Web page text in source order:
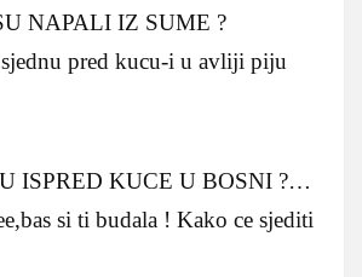
NAPALI IZ SUME ?
pred kucu-i u avliji piju
ISPRED KUCE U BOSNI ?…
si ti budala ! Kako ce sjediti